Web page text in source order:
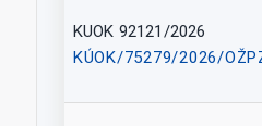
KUOK 92121/2026
KÚOK/75279/2026/